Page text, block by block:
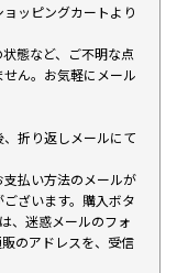
ッピングカートより
態など、ご不明な点
ん。お気軽にメール
折り返しメールにて
払い方法のメールが
ざいます。購入ボタ
、迷惑メールのフォ
のアドレスを、受信